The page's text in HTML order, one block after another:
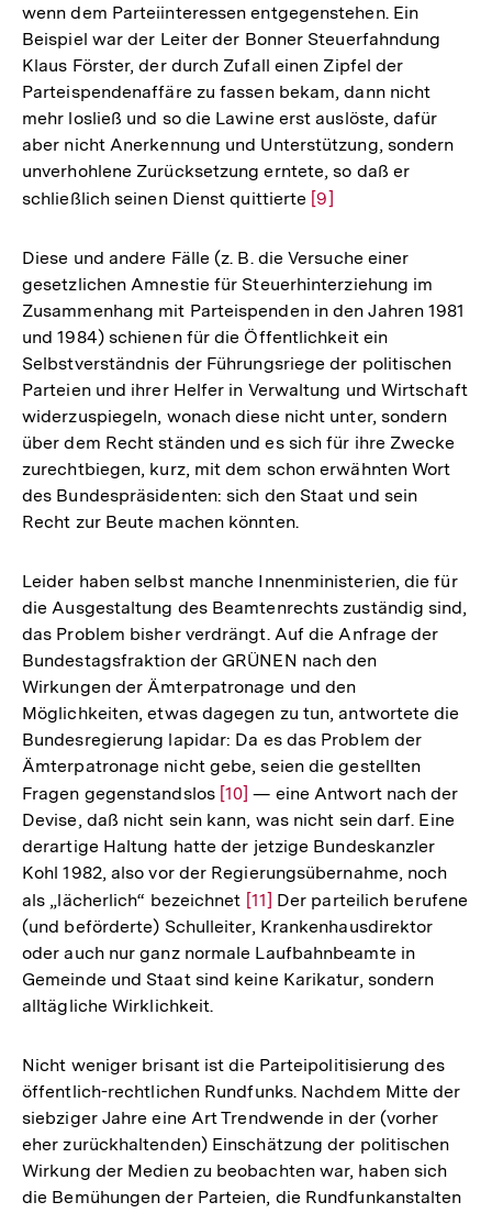
wenn dem Parteiinteressen entgegenstehen. Ein
Beispiel war der Leiter der Bonner Steuerfahndung
Klaus Förster, der durch Zufall einen Zipfel der
Parteispendenaffäre zu fassen bekam, dann nicht
mehr losließ und so die Lawine erst auslöste, dafür
aber nicht Anerkennung und Unterstützung, sondern
unverhohlene Zurücksetzung erntete, so daß er
schließlich seinen Dienst quittierte Zur
der
Fußnote
[9]
Diese und andere Fälle (z. B. die Versuche einer
gesetzlichen Amnestie für Steuerhinterziehung im
Zusammenhang mit Parteispenden in den Jahren 1981
und 1984) schienen für die Öffentlichkeit ein
Selbstverständnis der Führungsriege der politischen
Parteien und ihrer Helfer in Verwaltung und Wirtschaft
widerzuspiegeln, wonach diese nicht unter, sondern
über dem Recht ständen und es sich für ihre Zwecke
zurechtbiegen, kurz, mit dem schon erwähnten Wort
des Bundespräsidenten: sich den Staat und sein
Recht zur Beute machen könnten.
Leider haben selbst manche Innenministerien, die für
die Ausgestaltung des Beamtenrechts zuständig sind,
das Problem bisher verdrängt. Auf die Anfrage der
Bundestagsfraktion der GRÜNEN nach den
Wirkungen der Ämterpatronage und den
Möglichkeiten, etwas dagegen zu tun, antwortete die
Bundesregierung lapidar: Da es das Problem der
Ämterpatronage nicht gebe, seien die gestellten
Fragen gegenstandslos Zur
Auflösung
der
Fußnote
[10] — eine Antwort nach der
Devise, daß nicht sein kann, was nicht sein darf. Eine
derartige Haltung hatte der jetzige Bundeskanzler
Kohl 1982, also vor der Regierungsübernahme, noch
als „lächerlich“ bezeichnet Zur
Auflösung
der
Fußnote
[11] Der parteilich berufene
(und beförderte) Schulleiter, Krankenhausdirektor
oder auch nur ganz normale Laufbahnbeamte in
Gemeinde und Staat sind keine Karikatur, sondern
alltägliche Wirklichkeit.
Nicht weniger brisant ist die Parteipolitisierung des
öffentlich-rechtlichen Rundfunks. Nachdem Mitte der
siebziger Jahre eine Art Trendwende in der (vorher
eher zurückhaltenden) Einschätzung der politischen
Wirkung der Medien zu beobachten war, haben sich
die Bemühungen der Parteien, die Rundfunkanstalten